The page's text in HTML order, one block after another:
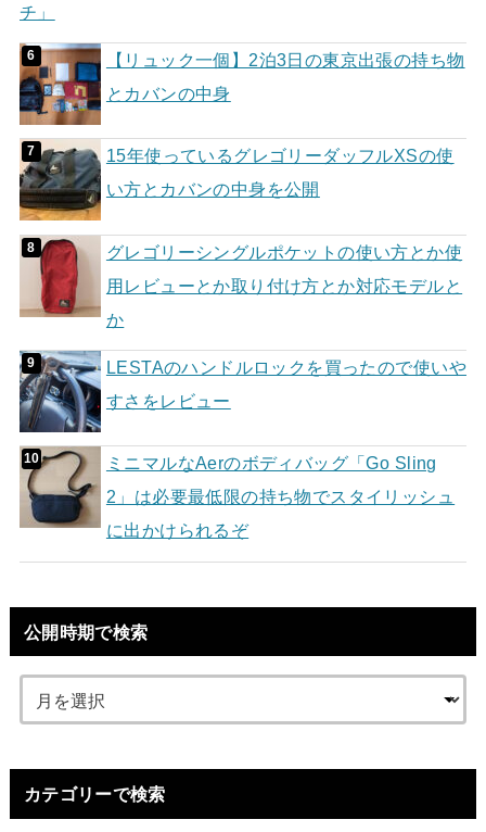
チ」
【リュック一個】2泊3日の東京出張の持ち物
とカバンの中身
15年使っているグレゴリーダッフルXSの使
い方とカバンの中身を公開
グレゴリーシングルポケットの使い方とか使
用レビューとか取り付け方とか対応モデルと
か
LESTAのハンドルロックを買ったので使いや
すさをレビュー
ミニマルなAerのボディバッグ「Go Sling
2」は必要最低限の持ち物でスタイリッシュ
に出かけられるぞ
公開時期で検索
カテゴリーで検索